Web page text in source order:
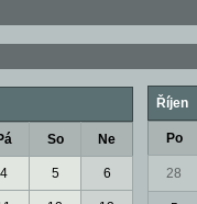
So Ne
4 5 6
Říjen
Po
28